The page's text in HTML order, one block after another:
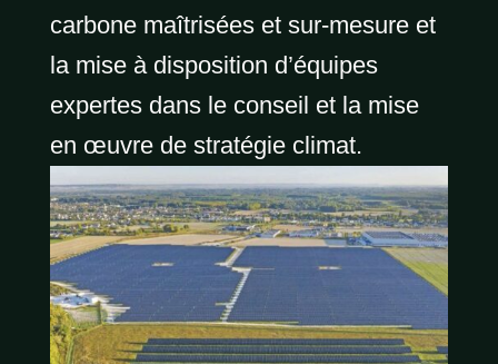
carbone maîtrisées et sur-mesure et
la mise à disposition d’équipes
expertes dans le conseil et la mise
en œuvre de stratégie climat.